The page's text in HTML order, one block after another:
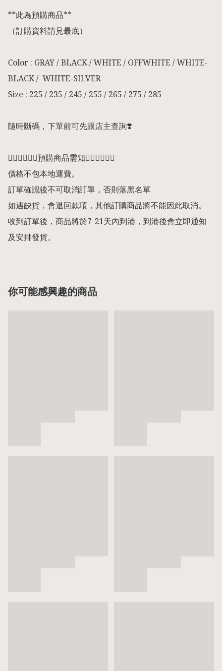
**此為預購商品**
（訂購資料請見最底）
Color : GRAY / BLACK / WHITE / OFFWHITE / WHITE-
BLACK /  WHITE-SILVER
Size : 225 / 235 / 245 / 255 / 265 / 275 / 285
隨時斷碼，下單前可先跟店主查詢❣️
👇🏻👇🏻👇🏻預購商品需知👇🏻👇🏻👇🏻
價格不包本地運費。
訂單確認後不可取消訂單，否則落黑名單
如遇缺貨，會退回款項，其他訂購商品將不能因此取消。
收到訂單後，商品將於7-21天內到港，到港後會立即通知
及安排發貨。
你可能感興趣的商品